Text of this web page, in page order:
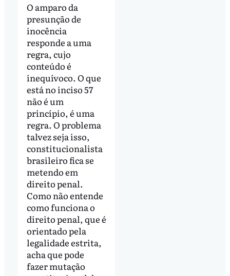
O amparo da
presunção de
inocência
responde a uma
regra, cujo
conteúdo é
inequívoco. O que
está no inciso 57
não é um
princípio, é uma
regra. O problema
talvez seja isso,
constitucionalista
brasileiro fica se
metendo em
direito penal.
Como não entende
como funciona o
direito penal, que é
orientado pela
legalidade estrita,
acha que pode
fazer mutação